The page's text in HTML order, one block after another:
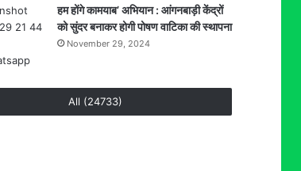
हम होंगे कामयाब’ अभियान : आंगनबाड़ी केंद्रों
को सुंदर बनाकर होगी पोषण वाटिका की स्थापना
November 29, 2024
All (24733)